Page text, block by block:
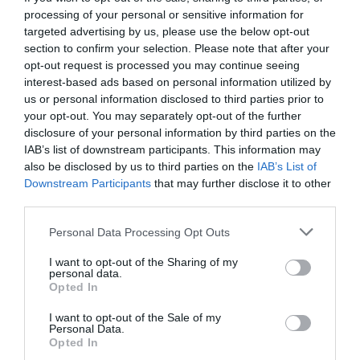
processing of your personal or sensitive information for
targeted advertising by us, please use the below opt-out
section to confirm your selection. Please note that after your
opt-out request is processed you may continue seeing
interest-based ads based on personal information utilized by
us or personal information disclosed to third parties prior to
your opt-out. You may separately opt-out of the further
disclosure of your personal information by third parties on the
IAB’s list of downstream participants. This information may
also be disclosed by us to third parties on the IAB’s List of
Downstream Participants that may further disclose it to other
Please note that this website/app uses one or more Google
not limited to your visit or usage behaviour. You may click to
grant or deny consent to Google and its third-party tags to
use your data for below specified purposes in below Google
consent section.
Personal Data Processing Opt Outs
I want to opt-out of the Sharing of my
personal data.
Opted In
I want to opt-out of the Sale of my
Personal Data.
Opted In
EUROVISION 2026 ΣΟΥΗΔΙΑ
ΔΕΙΤΕ ΠΡΩΤΟΙΟΛΑ ΤΑ ΝΕΑ ΤΟΥ PAGENEWS ΣΤΟ
GOOGLE NEWS
Σχετικά άρθρα:
➤ Ακύλας για Eurovision: «Μας αποθέωναν τα
στοιχήματα και τελικά κατέρρευσαν όλα!»
➤ Eurovision 2026: Χιλιάδες Βούλγαροι πανηγυρίζουν
τη νίκη της Dara με το «Bangaranga»
➤ Eurovision: Επέστρεψε στην Ελλάδα ο Ακύλας –
“Ελπίζω να σας έκανα περήφανους”
➤ Δημιουργός του “My Number One” για Ακύλα: “Τον
ανέβασαν και μέσα σε έναν μήνα τον έκαναν Θεό”
➤ Eurovision 2026: Ποια είναι η 27χρονη Dara που